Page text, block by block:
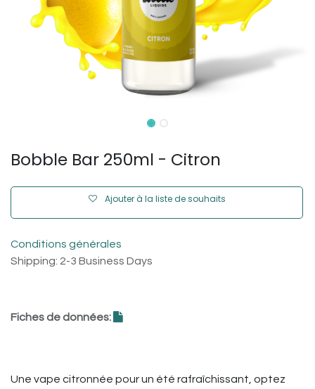
Bobble Bar 250ml - Citron
Ajouter à la liste de souhaits
Conditions générales
Shipping: 2-3 Business Days
Fiches de données:
Une vape citronnée pour un été rafraîchissant, optez